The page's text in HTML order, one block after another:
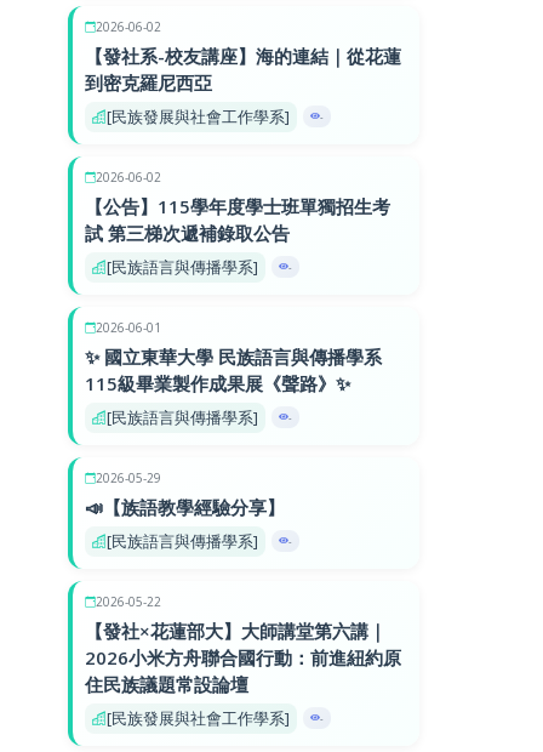
2026-06-02
【發社系-校友講座】海的連結｜從花蓮
到密克羅尼西亞
[民族發展與社會工作學系] -
2026-06-02
【公告】115學年度學士班單獨招生考
試 第三梯次遞補錄取公告
[民族語言與傳播學系] -
2026-06-01
✨ 國立東華大學 民族語言與傳播學系
115級畢業製作成果展《聲路》✨
[民族語言與傳播學系] -
2026-05-29
📣【族語教學經驗分享】
[民族語言與傳播學系] -
2026-05-22
【發社×花蓮部大】大師講堂第六講｜
2026小米方舟聯合國行動：前進紐約原
住民族議題常設論壇
[民族發展與社會工作學系] -